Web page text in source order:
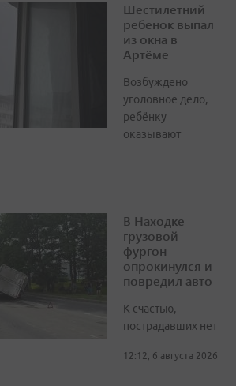
Шестилетний
ребенок выпал
из окна в
Артёме
Возбуждено
уголовное дело,
ребёнку
оказывают
В Находке
грузовой
фургон
опрокинулся и
повредил авто
К счастью,
пострадавших нет
12:12, 6 августа 2026